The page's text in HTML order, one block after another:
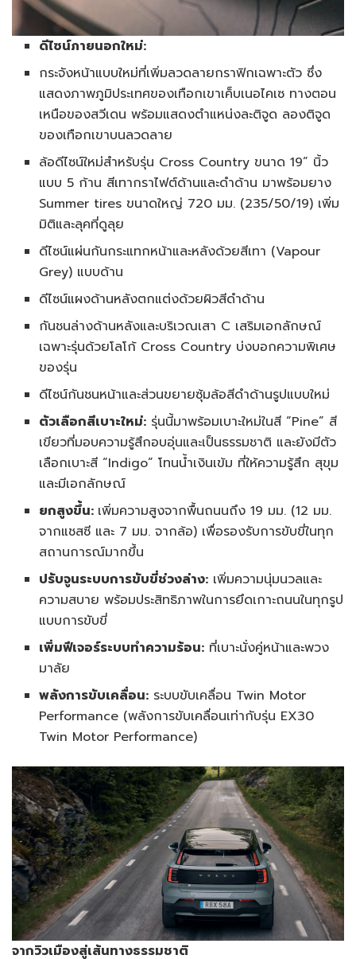
ดีไซน์ภายนอกใหม่:
กระจังหน้าแบบใหม่ที่เพิ่มลวดลายกราฟิกเฉพาะตัว ซึ่ง
แสดงภาพภูมิประเทศของเทือกเขาเค็บเนอไคเซ ทางตอน
เหนือของสวีเดน พร้อมแสดงตำแหน่งละติจูด ลองติจูด
ของเทือกเขาบนลวดลาย
ล้อดีไซน์ใหม่สำหรับรุ่น Cross Country ขนาด 19” นิ้ว
แบบ 5 ก้าน สีเทากราไฟต์ด้านและดำด้าน มาพร้อมยาง
Summer tires ขนาดใหญ่ 720 มม. (235/50/19) เพิ่ม
มิติและลุคที่ดูลุย
ดีไซน์แผ่นกันกระแทกหน้าและหลังด้วยสีเทา (Vapour
Grey) แบบด้าน
ดีไซน์แผงด้านหลังตกแต่งด้วยผิวสีดำด้าน
กันชนล่างด้านหลังและบริเวณเสา C เสริมเอกลักษณ์
เฉพาะรุ่นด้วยโลโก้ Cross Country บ่งบอกความพิเศษ
ของรุ่น
ดีไซน์กันชนหน้าและส่วนขยายซุ้มล้อสีดำด้านรูปแบบใหม่
ตัวเลือกสีเบาะใหม่: รุ่นนี้มาพร้อมเบาะใหม่ในสี “Pine” สี
เขียวที่มอบความรู้สึกอบอุ่นและเป็นธรรมชาติ และยังมีตัว
เลือกเบาะสี “Indigo” โทนน้ำเงินเข้ม ที่ให้ความรู้สึก สุขุม
และมีเอกลักษณ์
ยกสูงขึ้น: เพิ่มความสูงจากพื้นถนนถึง 19 มม. (12 มม.
จากแชสซี และ 7 มม. จากล้อ) เพื่อรองรับการขับขี่ในทุก
สถานการณ์มากขึ้น
ปรับจูนระบบการขับขี่ช่วงล่าง: เพิ่มความนุ่มนวลและ
ความสบาย พร้อมประสิทธิภาพในการยึดเกาะถนนในทุกรูป
แบบการขับขี่
เพิ่มฟีเจอร์ระบบทำความร้อน: ที่เบาะนั่งคู่หน้าและพวง
มาลัย
พลังการขับเคลื่อน: ระบบขับเคลื่อน Twin Motor
Performance (พลังการขับเคลื่อนเท่ากับรุ่น EX30
Twin Motor Performance)
จากวิวเมืองสู่เส้นทางธรรมชาติ